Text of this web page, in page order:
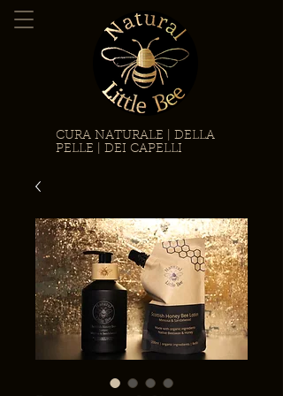
CURA NATURALE | DELLA
PELLE | DEI CAPELLI